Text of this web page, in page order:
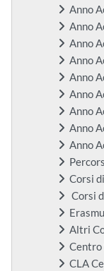
Anno
Anno
Anno
Anno
Anno
Anno
Anno
Anno
Anno
Corsi
Corsi
Altri
Centro
CLA